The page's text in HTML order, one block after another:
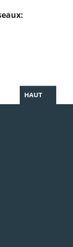
Facebook
profil Twitter
par WhatsApp
HAUT